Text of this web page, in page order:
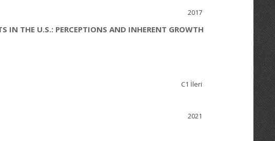
2017
IN THE U.S.: PERCEPTIONS AND INHERENT GROWTH
C1 İleri
2021